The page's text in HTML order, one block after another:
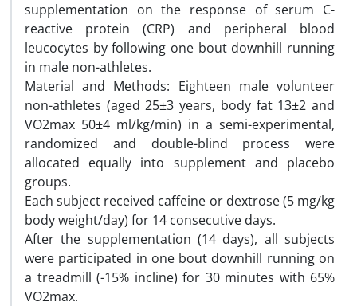
supplementation on the response of serum C-
reactive protein (CRP) and peripheral blood
leucocytes by following one bout downhill running
in male non-athletes.
Material and Methods: Eighteen male volunteer
non-athletes (aged 25±3 years, body fat 13±2 and
VO2max 50±4 ml/kg/min) in a semi-experimental,
randomized and double-blind process were
allocated equally into supplement and placebo
groups.
Each subject received caffeine or dextrose (5 mg/kg
body weight/day) for 14 consecutive days.
After the supplementation (14 days), all subjects
were participated in one bout downhill running on
a treadmill (-15% incline) for 30 minutes with 65%
VO2max.